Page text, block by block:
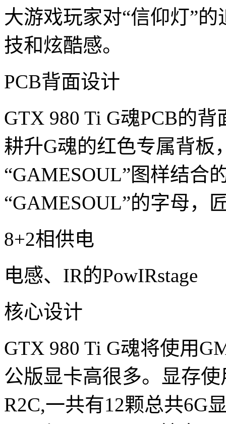
大游戏玩家对“信仰灯”
技和炫酷感。
PCB背面设计
GTX 980 Ti G魂PCB的
耕升G魂的红色专属背板
“GAMESOUL”图样结合
“GAMESOUL”的字母，
8+2相供电
电感、IR的PowIRstage
核心设计
GTX 980 Ti G魂将使用
公版显卡高很多。显存
R2C,一共有12颗总共6G